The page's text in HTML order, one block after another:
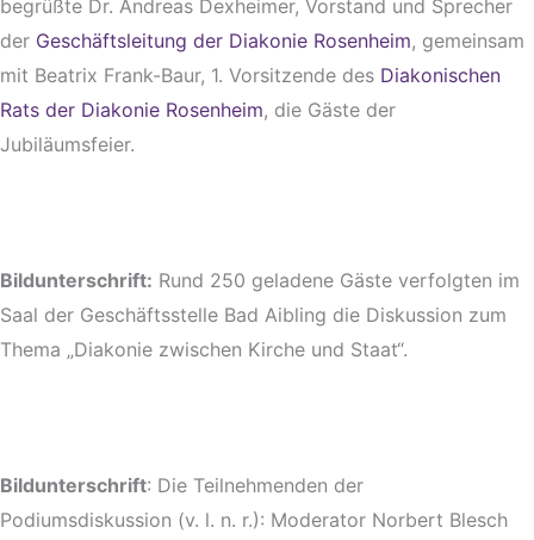
begrüßte Dr. Andreas Dexheimer, Vorstand und Sprecher
der Geschäftsleitung der Diakonie Rosenheim, gemeinsam
mit Beatrix Frank-Baur, 1. Vorsitzende des Diakonischen
Rats der Diakonie Rosenheim, die Gäste der
Jubiläumsfeier.
Bildunterschrift: Rund 250 geladene Gäste verfolgten im
Saal der Geschäftsstelle Bad Aibling die Diskussion zum
Thema „Diakonie zwischen Kirche und Staat“.
Bildunterschrift: Die Teilnehmenden der
Podiumsdiskussion (v. l. n. r.): Moderator Norbert Blesch